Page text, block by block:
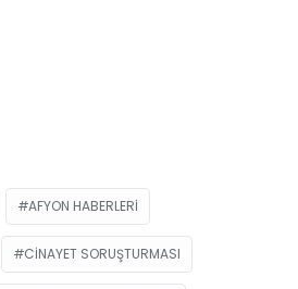
AFYON HABERLERI
CINAYET SORUŞTURMASI